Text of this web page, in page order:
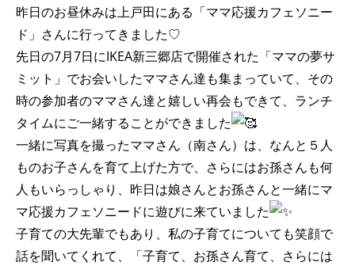
昨日のお昼休みは上戸田にある「ママ応援カフェソニー
ド」さんに行ってきました♡
先日の7月7日にIKEA新三郷店で開催された「ママの夢サ
ミット」でお会いしたママさん達も集まっていて、その
時の参加者のママさん達と嬉しい再会もできて、ランチ
タイムにご一緒することができました
一緒に写真を撮ったママさん（南さん）は、なんと５人
ものお子さんを育て上げた方で、さらにはお孫さんも何
人もいらっしゃり、昨日は娘さんとお孫さんと一緒にマ
マ応援カフェソニードに遊びに来ていました
子育ての大先輩でもあり、私の子育てについても笑顔で
話を聞いてくれて、「子育て、お孫さん育て、さらには